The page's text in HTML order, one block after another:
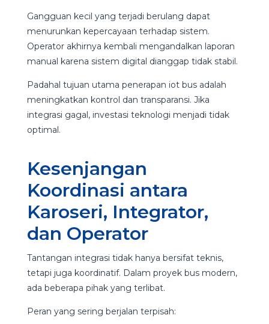
Gangguan kecil yang terjadi berulang dapat
menurunkan kepercayaan terhadap sistem.
Operator akhirnya kembali mengandalkan laporan
manual karena sistem digital dianggap tidak stabil.
Padahal tujuan utama penerapan iot bus adalah
meningkatkan kontrol dan transparansi. Jika
integrasi gagal, investasi teknologi menjadi tidak
optimal.
Kesenjangan
Koordinasi antara
Karoseri, Integrator,
dan Operator
Tantangan integrasi tidak hanya bersifat teknis,
tetapi juga koordinatif. Dalam proyek bus modern,
ada beberapa pihak yang terlibat.
Peran yang sering berjalan terpisah: